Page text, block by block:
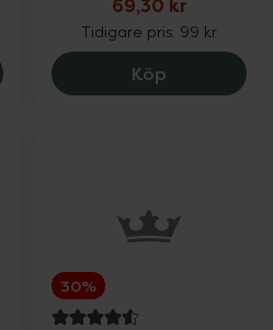
Scalp Shampoo, 115 kr.
69,30 kr
Tidigare pris: 99 kr
Köp ACO Sun
30%